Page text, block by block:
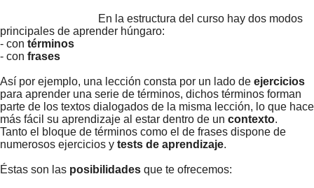
En la estructura del curso hay dos modos
principales de aprender húngaro:
- con términos
- con frases
Así por ejemplo, una lección consta por un lado de ejercicios
para aprender una serie de términos, dichos términos forman
parte de los textos dialogados de la misma lección, lo que hace
más fácil su aprendizaje al estar dentro de un contexto.
Tanto el bloque de términos como el de frases dispone de
numerosos ejercicios y tests de aprendizaje.
Éstas son las posibilidades que te ofrecemos: